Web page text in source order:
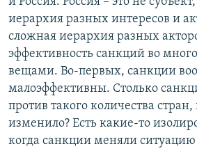
иерархия разных интересов и
сложная иерархия разных
эффективность санкций во
вещами. Во-первых, санкции
малоэффективны. Столько
против такого количества стран,
изменило? Есть какие-то
когда санкции меняли ситуацию